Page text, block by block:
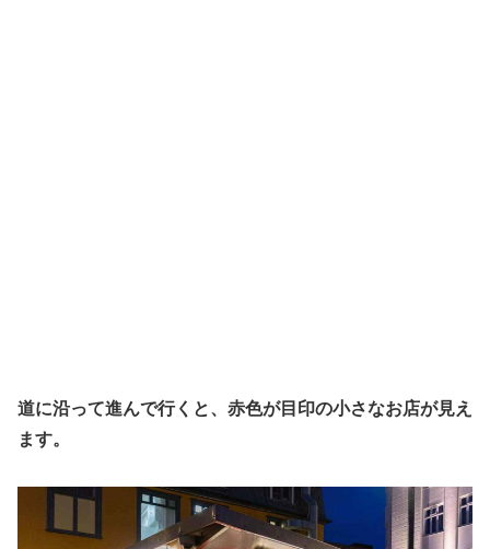
道に沿って進んで行くと、赤色が目印の小さなお店が見え
ます。